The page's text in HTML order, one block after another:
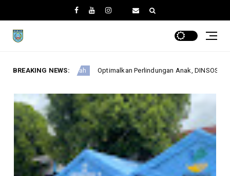
BREAKING NEWS:
Perlindungan Anak, DINSOSP3AP2KB Gelar Monev PATBM di